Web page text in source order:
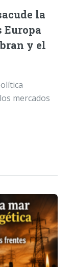
la
y el
mercados